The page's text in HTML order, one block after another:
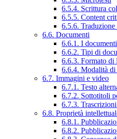
6.5.4. Scrittura
6.5.5. Content
6.5.6.
6.6. Documenti
6.6.1. I
6.6.2. Tipi di
6.6.3. Formato di
6.6.4. Modalità di
6.7. Immagini e video
6.7.1. Testo
6.7.2. Sottotitoli
6.7.3.
6.8. Proprietà
6.8.1.
6.8.2.